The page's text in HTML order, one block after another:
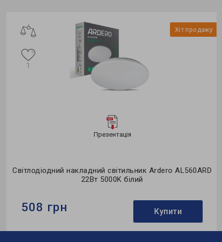
Хіт продажу
Презентація
Світлодіодний накладний світильник Ardero AL560ARD
22Вт 5000K білий
1
508 грн Купити